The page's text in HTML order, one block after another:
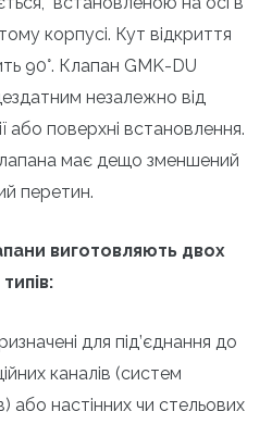
корпусі. Кут відкриття
90°. Клапан GMK-DU
незалежно від
або поверхні встановлення.
має дещо зменшений
перетин.
виготовляють двох
типів:
для під’єднання до
каналів (систем
або настінних чи стельових